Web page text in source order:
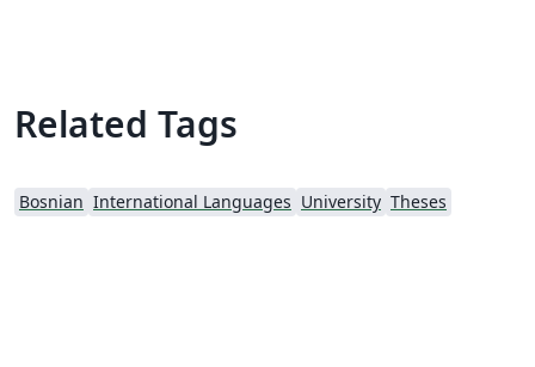
Related Tags
Bosnian International Languages University Theses